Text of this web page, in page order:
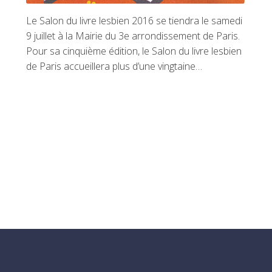
Le Salon du livre lesbien 2016 se tiendra le samedi
9 juillet à la Mairie du 3e arrondissement de Paris.
Pour sa cinquième édition, le Salon du livre lesbien
de Paris accueillera plus d’une vingtaine…